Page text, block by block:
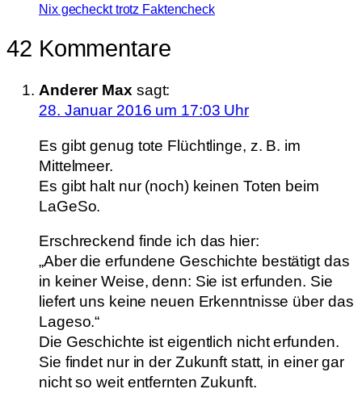
Nix gecheckt trotz Faktencheck
42 Kommentare
Anderer Max sagt:
28. Januar 2016 um 17:03 Uhr
Es gibt genug tote Flüchtlinge, z. B. im
Mittelmeer.
Es gibt halt nur (noch) keinen Toten beim
LaGeSo.
Erschreckend finde ich das hier:
„Aber die erfundene Geschichte bestätigt das
in keiner Weise, denn: Sie ist erfunden. Sie
liefert uns keine neuen Erkenntnisse über das
Lageso.“
Die Geschichte ist eigentlich nicht erfunden.
Sie findet nur in der Zukunft statt, in einer gar
nicht so weit entfernten Zukunft.